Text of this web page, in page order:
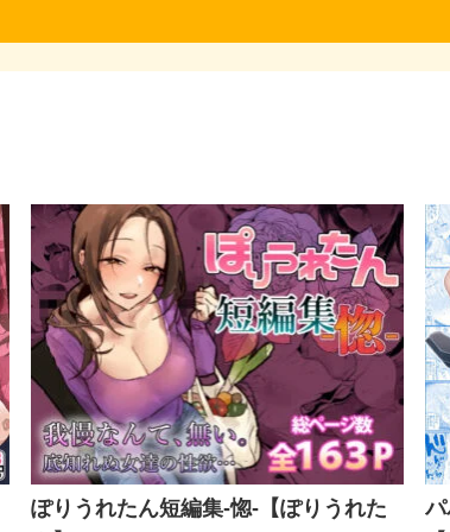
ぽりうれたん短編集-惚-【ぽりうれた